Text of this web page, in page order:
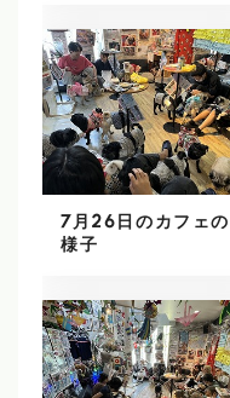
7月26日のカフェの
様子